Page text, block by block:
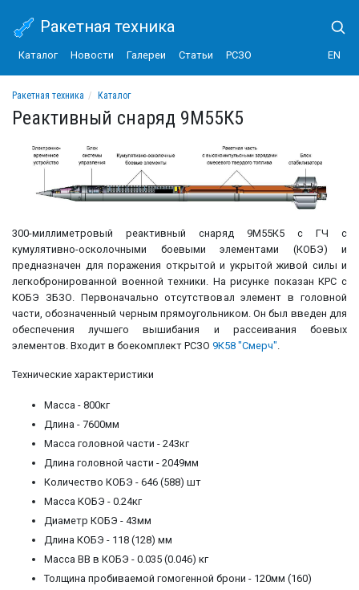
Ракетная техника
Каталог Новости Галереи Статьи РСЗО EN
Ракетная техника
Каталог
Реактивная система залпового огня 9К58 "Смерч"
Реактивный снаряд 9М55К5
Реактивный снаряд 9М55К5
300-миллиметровый реактивный снаряд 9М55К5 с ГЧ с
кумулятивно-осколочными боевыми элементами (КОБЭ) и
предназначен для поражения открытой и укрытой живой силы и
легкобронированной военной техники. На рисунке показан КРС с
КОБЭ ЗБЗО. Первоначально отсутствовал элемент в головной
части, обозначенный черным прямоугольником. Он был введен для
обеспечения лучшего вышибания и рассеивания боевых
элементов. Входит в боекомплект РСЗО 9К58 "Смерч".
Технические характеристики
Масса - 800кг
Длина - 7600мм
Масса головной части - 243кг
Длина головной части - 2049мм
Количество КОБЭ - 646 (588) шт
Масса КОБЭ - 0.24кг
Диаметр КОБЭ - 43мм
Длина КОБЭ - 118 (128) мм
Масса ВВ в КОБЭ - 0.035 (0.046) кг
Толщина пробиваемой гомогенной брони - 120мм (160)